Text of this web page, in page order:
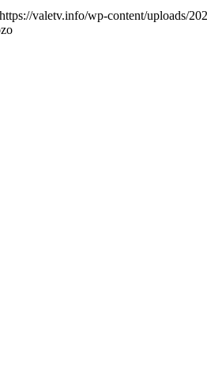
https://valetv.info/wp-content/uploads/